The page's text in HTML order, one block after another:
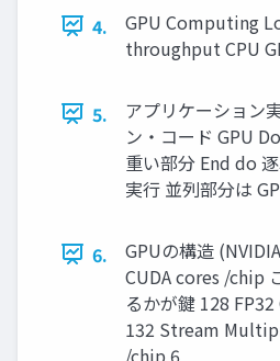
4.
GPU Computing
throughput CPU
5.
アプリケーション
ン・コード GPU
重い部分 End do
実行 並列部分は
6.
GPUの構造
CUDA cores /chip
るかが鍵 128
132 Stream
/chip 6